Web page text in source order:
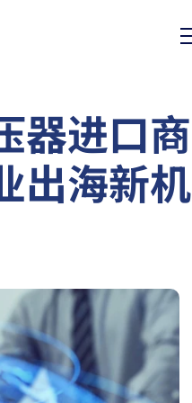
器进口商
出海新机